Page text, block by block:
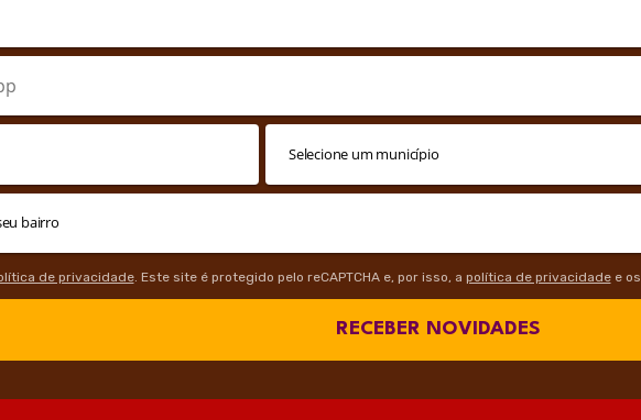
de privacidade. Este site é protegido pelo reCAPTCHA e, por isso, a política de privacidadee os
RECEBER NOVIDADES